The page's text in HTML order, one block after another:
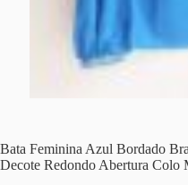
Bata Feminina Azul Bordado
Decote Redondo Abertura Colo